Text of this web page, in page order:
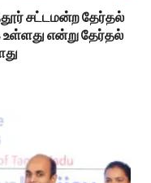
சட்டமன்ற தேர்தல்
உள்ளது என்று தேர்தல்